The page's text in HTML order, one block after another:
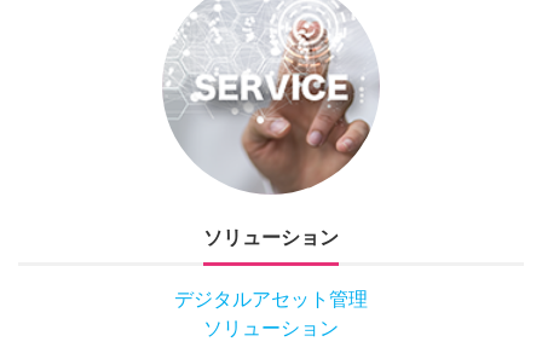
ソリューション
デジタルアセット管理
ソリューション